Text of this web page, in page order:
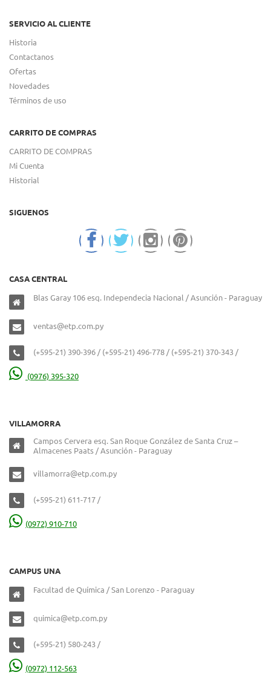
SERVICIO AL CLIENTE
Historia
Contactanos
Ofertas
Novedades
Términos de uso
CARRITO DE COMPRAS
CARRITO DE COMPRAS
Mi Cuenta
Historial
SIGUENOS
CASA CENTRAL
Blas Garay 106 esq. Independecia Nacional / Asunción - Paraguay
ventas@etp.com.py
(+595-21) 390-396 / (+595-21) 496-778 / (+595-21) 370-343 /
(0976) 395-320
VILLAMORRA
Campos Cervera esq. San Roque González de Santa Cruz –
Almacenes Paats / Asunción - Paraguay
villamorra@etp.com.py
(+595-21) 611-717 /
(0972) 910-710
CAMPUS UNA
Facultad de Química / San Lorenzo - Paraguay
quimica@etp.com.py
(+595-21) 580-243 /
(0972) 112-563